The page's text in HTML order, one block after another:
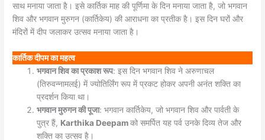
साथ मनाया जाता है। इसे कार्तिक माह की पूर्णिमा के दिन मनाया जाता है, जो भगवान
शिव और भगवान मुरुगन (कार्तिकेय) की आराधना का प्रतीक है। इस दिन घरों और
मंदिरों में दीप जलाकर उत्सव मनाया जाता है।
कार्तिक दीपम का महत्व
भगवान शिव का प्रकाश रूप: इस दिन भगवान शिव ने अरुणाचल
(तिरुवन्नामलई) में ज्योतिर्लिंग रूप में प्रकट होकर अपनी अनंत शक्ति का
प्रदर्शन किया था।
भगवान मुरुगन की पूजा: भगवान कार्तिकेय, जो भगवान शिव और पार्वती के
पुत्र हैं, Karthika Deepamको समर्पित यह पर्व उनके दिव्य तेज और
शक्ति का उत्सव है।